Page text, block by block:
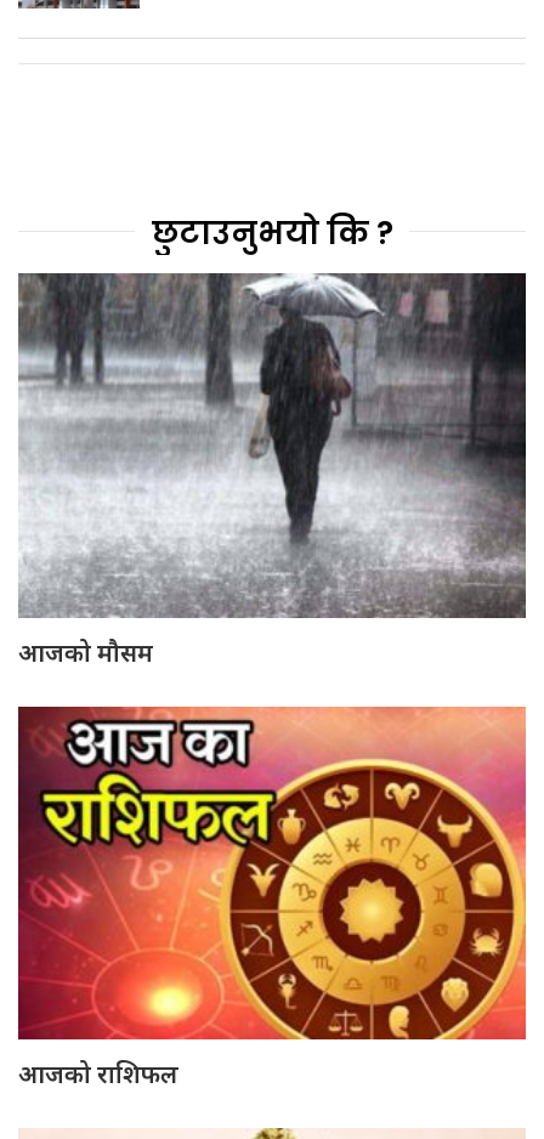
छुटाउनुभयो कि ?
आजको मौसम
आजको राशिफल